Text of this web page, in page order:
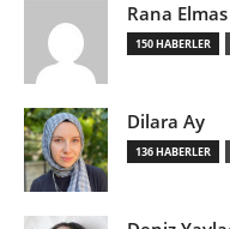
Rana Elmas
150 HABERLER
Dilara Ay
136 HABERLER